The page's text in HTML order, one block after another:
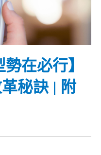
在必行】
秘訣 | 附